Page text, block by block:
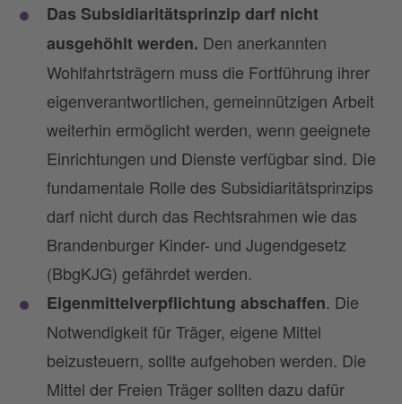
Das Subsidiaritätsprinzip darf nicht
ausgehöhlt werden. Den anerkannten
Wohlfahrtsträgern muss die Fortführung ihrer
eigenverantwortlichen, gemeinnützigen Arbeit
weiterhin ermöglicht werden, wenn geeignete
Einrichtungen und Dienste verfügbar sind. Die
fundamentale Rolle des Subsidiaritätsprinzips
darf nicht durch das Rechtsrahmen wie das
Brandenburger Kinder- und Jugendgesetz
(BbgKJG) gefährdet werden.
Eigenmittelverpflichtung abschaffen. Die
Notwendigkeit für Träger, eigene Mittel
beizusteuern, sollte aufgehoben werden. Die
Mittel der Freien Träger sollten dazu dafür